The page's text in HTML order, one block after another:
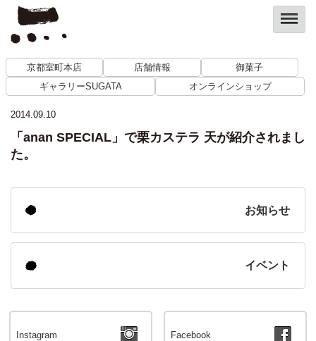
京都室町本店 店舗情報
御菓子
ギャラリーSUGATA
オンラインショップ
2014.09.10
「anan SPECIAL」で栗カステラ 天が紹介されまし
た。
お知らせ
イベント
Instagram Facebook